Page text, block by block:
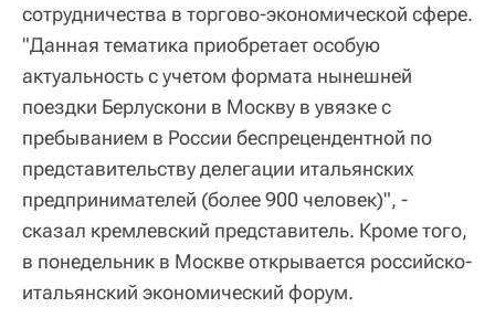
сотрудничества в торгово-экономической сфере.
"Данная тематика приобретает особую
актуальность с учетом формата нынешней
поездки Берлускони в Москву в увязке с
пребыванием в России беспрецендентной по
представительству делегации итальянских
предпринимателей (более 900 человек)", -
сказал кремлевский представитель. Кроме того,
в понедельник в Москве открывается российско-
итальянский экономический форум.